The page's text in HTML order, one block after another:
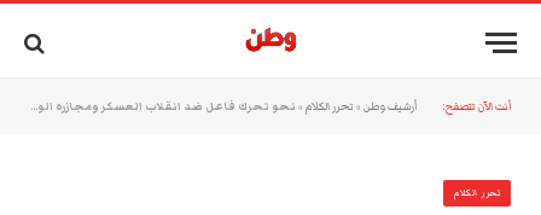
أنت الآن تتصفح: أرشيف وطن » تحرر الكلام » نحو تحرك فاعل ضد انقلاب العسكر ومجازره الوحشية
تحرر الكلام